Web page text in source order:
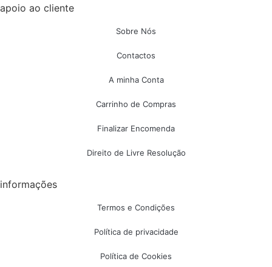
apoio ao cliente
Sobre Nós
Contactos
A minha Conta
Carrinho de Compras
Finalizar Encomenda
Direito de Livre Resolução
informações
Termos e Condições
Política de privacidade
Política de Cookies